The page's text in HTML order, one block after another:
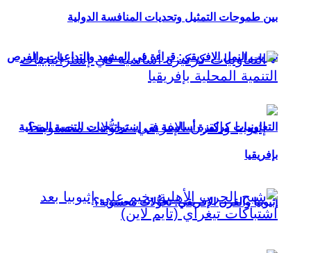
تهريب النمل الإفريقي: قراءة في المشهد والتداعيات والفرص
إثيوبيا والقرن الإفريقي: تحوُّلات محسوبة؟
بين طموحات التمثيل وتحديات المنافسة الدولية
التعاونيات كركيزة أساسية في إستراتيجيات التنمية المحلية
بإفريقيا